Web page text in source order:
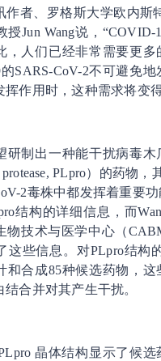
作者、罗格斯大学欧内斯
授Jun Wang说，
，人们已经非常需要更多
SARS-CoV-2不可避免
挥作用时，这种需求将变
研制出一种能干扰病毒木
protease, PLpro）的药物
2毒株中都发挥着重要
结构的详细信息，而
物技术与医学中心（
这些信息。对PLpro结构
和合成85种候选药物，
合并对其产生干扰。
晶体结构显示了候